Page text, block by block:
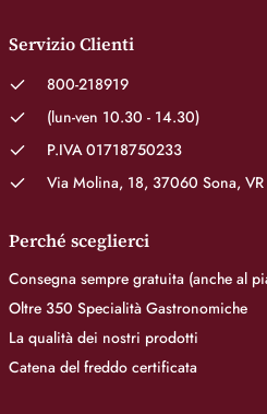
Servizio Clienti
800-218919
(lun-ven 10.30 - 14.30)
P.IVA 01718750233
Via Molina, 18, 37060 Sona, VR
Perché sceglierci
Consegna sempre gratuita (anche al
Oltre 350 Specialità Gastronomiche
La qualità dei nostri prodotti
Catena del freddo certificata